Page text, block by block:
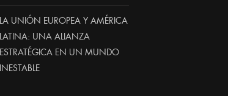
LA UNIÓN EUROPEA Y AMÉRICA
LATINA: UNA ALIANZA
ESTRATÉGICA EN UN MUNDO
INESTABLE